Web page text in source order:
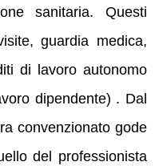
sanitaria. Questi
guardia medica,
di lavoro autonomo
dipendente) . Dal
convenzionato gode
del professionista